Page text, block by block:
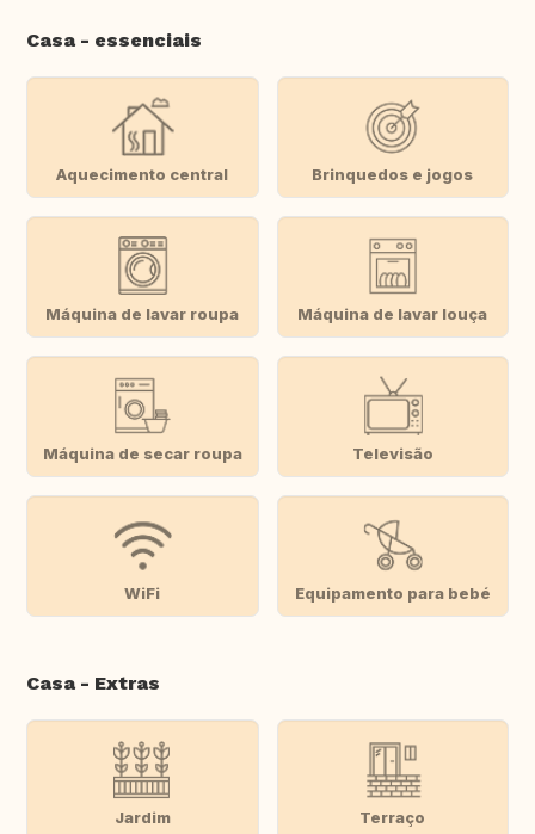
Casa - essenciais
Aquecimento central Brinquedos e jogos
Máquina de lavar roupa Máquina de lavar louça
Máquina de secar roupa Televisão
WiFi Equipamento para bebé
Casa - Extras
Jardim Terraço